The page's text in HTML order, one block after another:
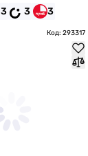
3 3 3
Код: 293317